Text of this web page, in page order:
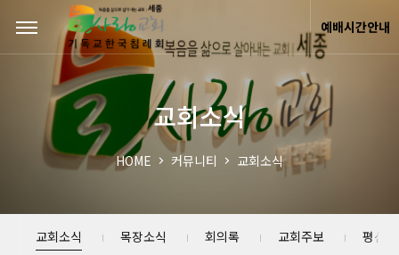
예배시간안내
교회소식
HOME 커뮤니티 교회소식
교회소식 목장소식 회의록 교회주보 평신